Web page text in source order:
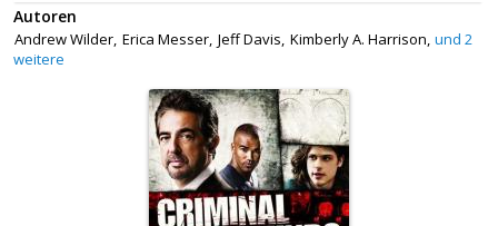
Autoren
Andrew Wilder, Erica Messer, Jeff Davis, Kimberly A. Harrison, und 2
weitere